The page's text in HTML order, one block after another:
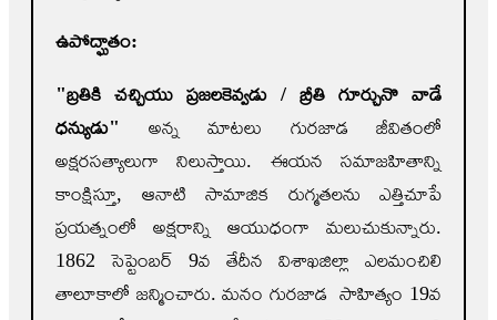
ఉపోద్ఘాతం:
"బ్రతికి చచ్చియు ప్రజలకెవ్వడు / బ్రీతి గూర్చునొ వాడే
ధన్యుడు" అన్న మాటలు గురజాడ జీవితంలో
అక్షరసత్యాలుగా నిలుస్తాయి. ఈయన సమాజహితాన్ని
కాంక్షిస్తూ, ఆనాటి సామాజిక రుగ్మతలను ఎత్తిచూపే
ప్రయత్నంలో అక్షరాన్ని ఆయుధంగా మలుచుకున్నారు.
1862 సెప్టెంబర్ 9వ తేదీన విశాఖజిల్లా ఎలమంచిలి
తాలూకాలో జన్మించారు. మనం గురజాడ సాహిత్యం 19వ